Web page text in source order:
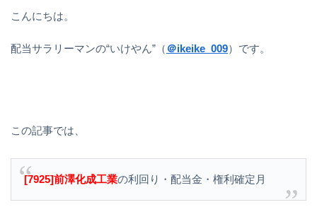
こんにちは。
配当サラリーマンの“いけやん”（ ＠ikeike_009）です。
この記事では、
[7925]前澤化成工業の利回り・配当金・権利確定月